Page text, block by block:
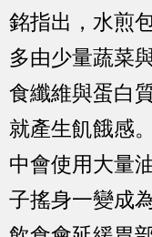
銘指出，水煎
多由少量蔬菜
食纖維與蛋白
就產生飢餓感
中會使用大量
子搖身一變成